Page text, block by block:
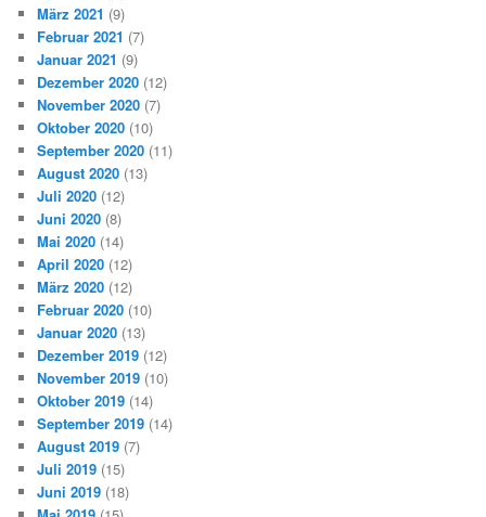
März 2021 (9)
Februar 2021 (7)
Januar 2021 (9)
Dezember 2020 (12)
November 2020 (7)
Oktober 2020 (10)
September 2020 (11)
August 2020 (13)
Juli 2020 (12)
Juni 2020 (8)
Mai 2020 (14)
April 2020 (12)
März 2020 (12)
Februar 2020 (10)
Januar 2020 (13)
Dezember 2019 (12)
November 2019 (10)
Oktober 2019 (14)
September 2019 (14)
August 2019 (7)
Juli 2019 (15)
Juni 2019 (18)